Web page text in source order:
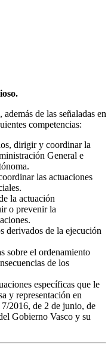
de las señaladas en
competencias:
dirigir y coordinar la
General e
las actuaciones
la actuación
o prevenir la
derivados de la ejecución
sobre el ordenamiento
de los
específicas que le
y representación en
2016, de 2 de junio, de
Gobierno Vasco y su